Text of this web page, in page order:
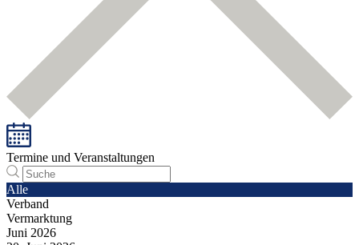
Termine und Veranstaltungen
Alle
Verband
Vermarktung
Juni 2026